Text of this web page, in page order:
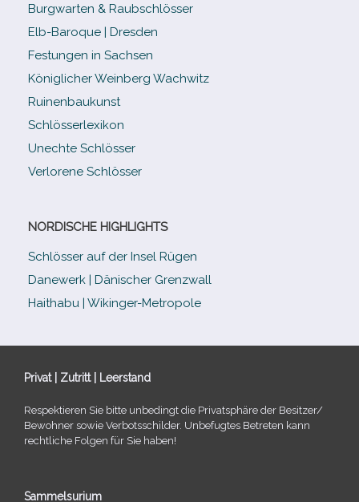
Burgwarten & Raubschlösser
Elb-​Baroque | Dresden
Festungen in Sachsen
Königlicher Weinberg Wachwitz
Ruinenbaukunst
Schlösserlexikon
Unechte Schlösser
Verlorene Schlösser
NORDISCHE HIGHLIGHTS
Schlösser auf der Insel Rügen
Danewerk | Dänischer Grenzwall
Haithabu | Wikinger-Metropole
Privat | Zutritt | Leerstand
Respektieren Sie bitte unbe­dingt die Privatsphäre der Besitzer/​
Bewohner sowie Verbotsschilder. Unbefugtes Betreten kann
recht­li­che Folgen für Sie haben!
Sammelsurium